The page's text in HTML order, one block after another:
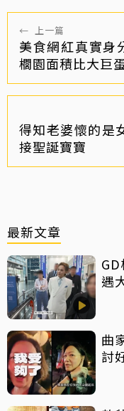
← 上一篇
美食網紅真實身
櫚園面積比大巨
得知老婆懷的是
接聖誕寶寶
最新文章
遇
曲
討